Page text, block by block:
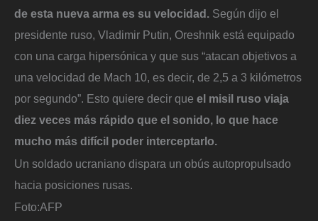
de esta nueva arma es su velocidad. Según dijo el
presidente ruso, Vladimir Putin, Oreshnik está equipado
con una carga hipersónica y que sus “atacan objetivos a
una velocidad de Mach 10, es decir, de 2,5 a 3 kilómetros
por segundo”. Esto quiere decir que el misil ruso viaja
diez veces más rápido que el sonido, lo que hace
mucho más difícil poder interceptarlo.
Un soldado ucraniano dispara un obús autopropulsado
hacia posiciones rusas.
Foto:AFP